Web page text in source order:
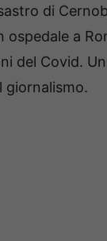
di
ospedale a
del Covid.
giornalismo.